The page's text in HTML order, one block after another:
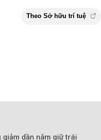
dần nắm giữ trái